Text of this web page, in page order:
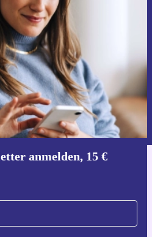
anmelden, 15 €
Angebot mehr.
anfordern
personenbezogener Daten findest
.
und Android